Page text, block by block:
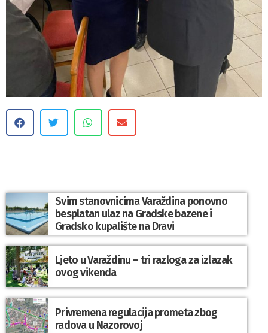
Svim stanovnicima Varaždina ponovno
besplatan ulaz na Gradske bazene i
Gradsko kupalište na Dravi
Ljeto u Varaždinu – tri razloga za izlazak
ovog vikenda
Privremena regulacija prometa zbog
radova u Nazorovoj